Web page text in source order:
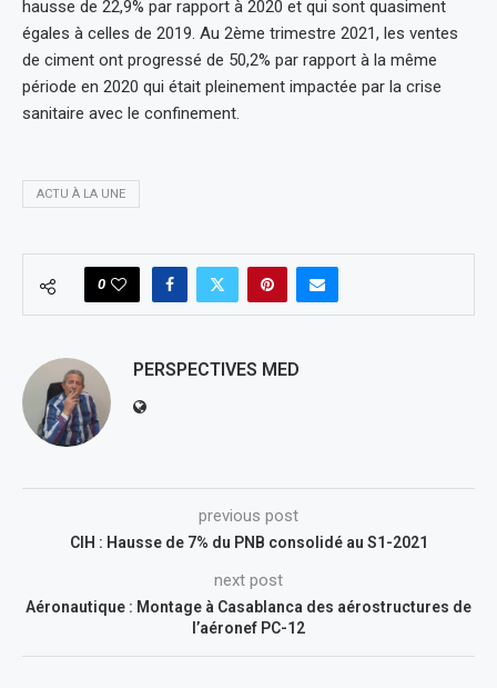
hausse de 22,9% par rapport à 2020 et qui sont quasiment
égales à celles de 2019. Au 2ème trimestre 2021, les ventes
de ciment ont progressé de 50,2% par rapport à la même
période en 2020 qui était pleinement impactée par la crise
sanitaire avec le confinement.
ACTU À LA UNE
0
PERSPECTIVES MED
previous post
CIH : Hausse de 7% du PNB consolidé au S1-2021
next post
Aéronautique : Montage à Casablanca des aérostructures de
l’aéronef PC-12